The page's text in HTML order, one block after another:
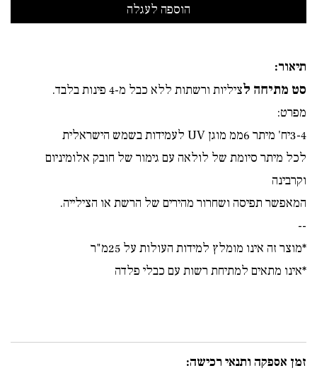
תיאור:
סט מתיחה לציליות ורשתות ללא כבל מ-4 פינות בלבד.
מפרט:
3-4יח' מיתר 6ממ מוגן UV לעמידות בשמש הישראלית
לכל מיתר סיומת של לולאה עם גימור של חובק אלומיניום
וקרבינה
המאפשר תפיסה ושחרור מהירים של הרשת או הצילייה.
--
*מוצר זה אינו מומלץ למידות העולות על 25מ"ר
*אינו מתאים למתיחת רשות עם כבלי פלדה
זמן אספקה ותנאי רכישה: